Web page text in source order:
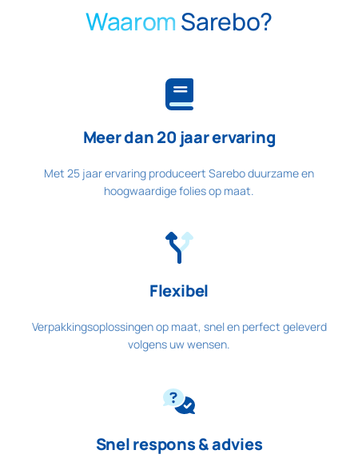
WaaromSarebo?
Meer dan 20 jaar ervaring
Met 25 jaar ervaring produceert Sarebo duurzame en
hoogwaardige folies op maat.
Flexibel
Verpakkingsoplossingen op maat, snel en perfect geleverd
volgens uw wensen.
Snel respons & advies